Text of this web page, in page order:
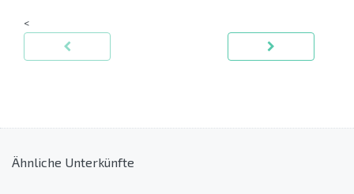
<
Ähnliche Unterkünfte